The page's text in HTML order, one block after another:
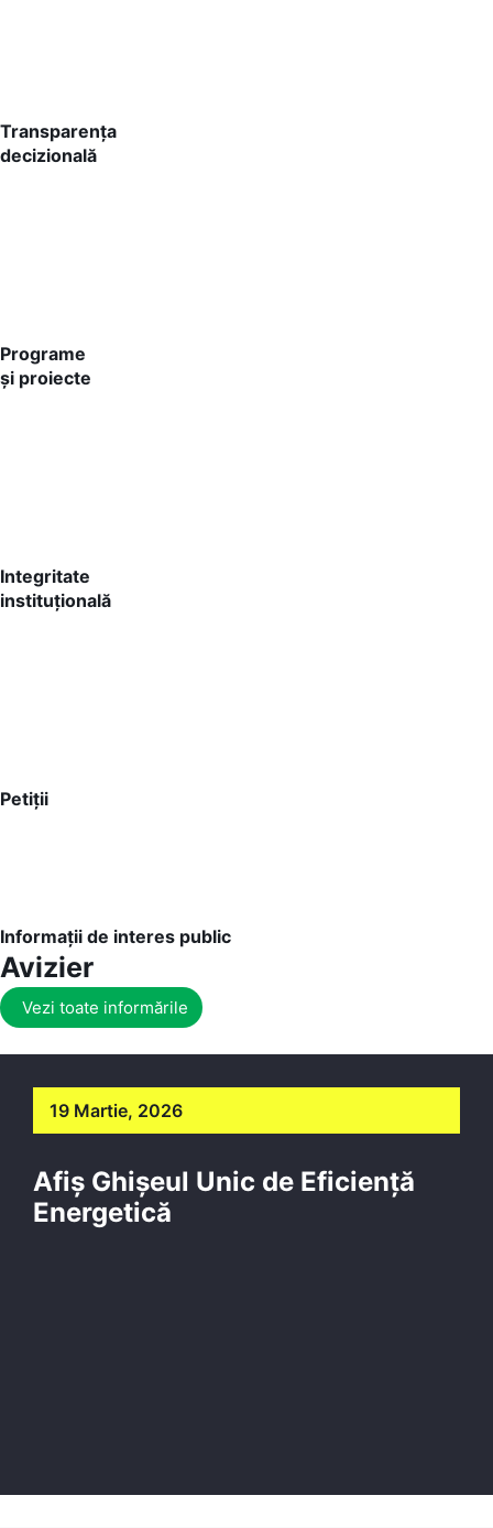
Transparența
decizională
Programe
și proiecte
Integritate
instituțională
Petiții
Informații de interes public
Avizier
Vezi toate informările
19 Martie, 2026
Afiș Ghișeul Unic de Eficiență
Energetică